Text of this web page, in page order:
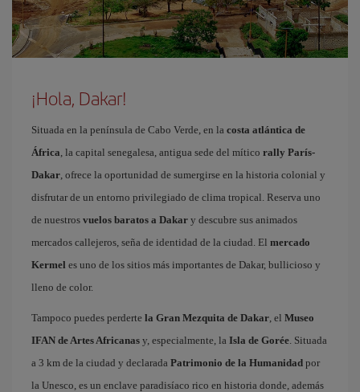
¡Hola, Dakar!
Situada en la península de Cabo Verde, en la costa atlántica de
África, la capital senegalesa, antigua sede del mítico rally París-
Dakar, ofrece la oportunidad de sumergirse en la historia colonial y
disfrutar de un entorno privilegiado de clima tropical. Reserva uno
de nuestros vuelos baratos a Dakar y descubre sus animados
mercados callejeros, seña de identidad de la ciudad. El mercado
Kermel es uno de los sitios más importantes de Dakar, bullicioso y
lleno de color.
Tampoco puedes perderte la Gran Mezquita de Dakar, el Museo
IFAN de Artes Africanas y, especialmente, la Isla de Gorée. Situada
a 3 km de la ciudad y declarada Patrimonio de la Humanidad por
la Unesco, es un enclave paradisíaco rico en historia donde, además